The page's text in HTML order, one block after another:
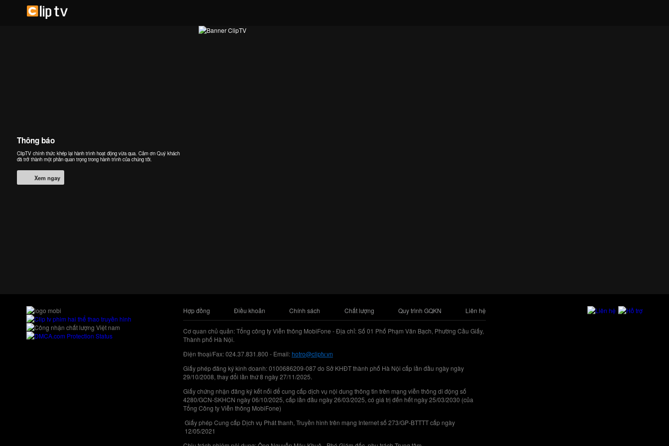
Thông báo
ClipTV chính thức khép lại hành trình hoạt động vừa qua. Cảm ơn Quý khách
đã trở thành một phần quan trọng trong hành trình của chúng tôi.
Xem ngay
Hợp đồng Điều khoản Chính sách Chất lượng Quy trình GQKN Liên hệ
Cơ quan chủ quản: Tổng công ty Viễn thông MobiFone - Địa chỉ: Số 01 Phố Phạm Văn Bạch, Phường Cầu Giấy,
Thành phố Hà Nội.
Điện thoại/Fax: 024.37.831.800 - Email:hotro@cliptv.vn
Giấy phép đăng ký kinh doanh: 0100686209-087 do Sở KHĐT thành phố Hà Nội cấp lần đầu ngày ngày
29/10/2008, thay đổi lần thứ 8 ngày 27/11/2025.
Giấy chứng nhận đăng ký kết nối để cung cấp dịch vụ nội dung thông tin trên mạng viễn thông di động số
4280/GCN-SKHCN ngày 06/10/2025, cấp lần đầu ngày 26/03/2025, có giá trị đến hết ngày 25/03/2030 (của
Tổng Công ty Viễn thông MobiFone)
Giấy phép Cung cấp Dịch vụ Phát thanh, Truyền hình trên mạng Internet số 273/GP-BTTTT cấp ngày
12/05/2021